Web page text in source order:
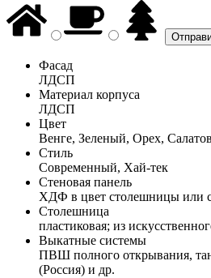
Фасад
ЛДСП
Материал корпуса
ЛДСП
Цвет
Венге, Зеленый, Орех,
Стиль
Современный, Хай-тек
Стеновая панель
ХДФ в цвет столешницы или
Столешница
пластиковая; из
Выкатные системы
ПВШ полного открывания,
(Россия) и др.